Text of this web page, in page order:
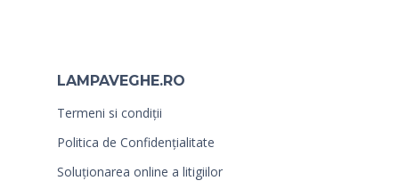
LAMPAVEGHE.RO
Termeni si condiții
Politica de Confidențialitate
Soluționarea online a litigiilor